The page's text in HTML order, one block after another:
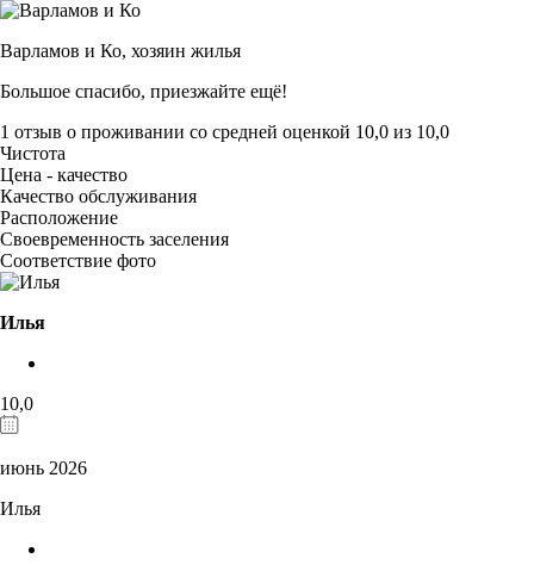
Варламов и Ко, хозяин жилья
Большое спасибо, приезжайте ещё!
1 отзыв о проживании со средней оценкой 10,0 из 10,0
Чистота
Цена - качество
Качество обслуживания
Расположение
Своевременность заселения
Соответствие фото
Илья
10,0
июнь 2026
Илья